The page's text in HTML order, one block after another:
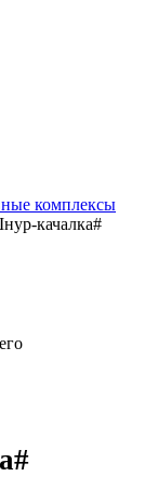
комплексы
качалка#